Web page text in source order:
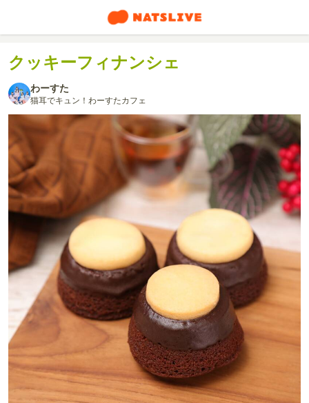
クッキーフィナンシェ
わーすた
猫耳でキュン！わーすたカフェ